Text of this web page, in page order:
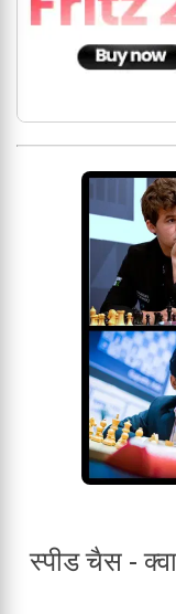
स्पीड चैस -